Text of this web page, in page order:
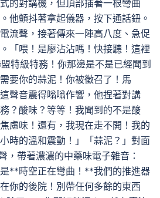
的對講機，但頂部插著一根彎曲
他顫抖著拿起儀器，按下通話鈕。
聲，接著傳來一陣高八度、急促
「喂！是廖沾沾嗎！快接聽！這裡
特級特務！你那邊是不是已經聞到
要你的蒜泥！你被徵召了！馬
聲音震得嗡嗡作響，他捏著對講
？酸味？等等！我聞到的不是酸
慮味！還有，我現在走不開！我的
時的溫和震動！」「蒜泥？」對面
，帶著濃濃的中藥味電子雜音：
是**時空正在彎曲！**我們的推進器
你的後院！別帶任何多餘的東西